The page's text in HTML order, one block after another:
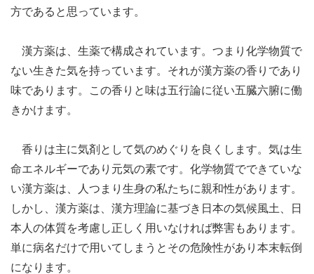
方であると思っています。
漢方薬は、生薬で構成されています。つまり化学物質で
ない生きた気を持っています。それが漢方薬の香りであり
味であります。この香りと味は五行論に従い五臓六腑に働
きかけます。
香りは主に気剤として気のめぐりを良くします。気は生
命エネルギーであり元気の素です。化学物質でできていな
い漢方薬は、人つまり生身の私たちに親和性があります。
しかし、漢方薬は、漢方理論に基づき日本の気候風土、日
本人の体質を考慮し正しく用いなければ弊害もあります。
単に病名だけで用いてしまうとその危険性があり本末転倒
になります。